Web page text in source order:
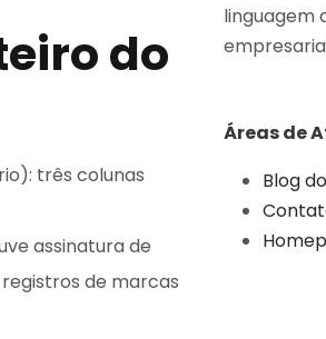
do
três colunas
assinatura de
de marcas
linguagem
Áreas de
Blog